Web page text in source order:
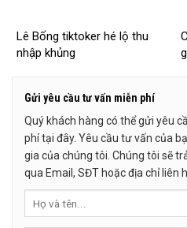
Lê Bống tiktoker hé lộ thu
nhập khủng
Gửi yêu cầu tư vấn miễn phí
Quý khách hàng có thể gửi yêu
phí tại đây. Yêu cầu tư vấn của
gia của chúng tôi. Chúng tôi sẽ
qua Email, SĐT hoặc địa chỉ liên